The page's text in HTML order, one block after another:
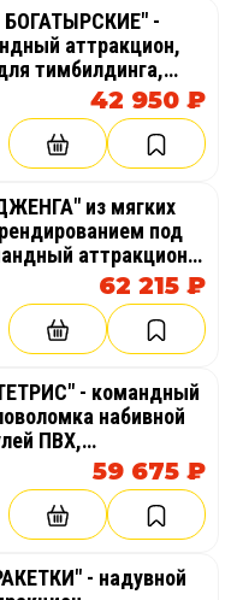
-
аттракцион,
тимбилдинга,
веселых стартов,
42 950 ₽
из мягких
под
аттракцион,
тимбилдинга,
веселых стартов,
62 215 ₽
- командный
набивной
ПВХ,
тимбилдинга,
веселых стартов,
59 675 ₽
- надувной